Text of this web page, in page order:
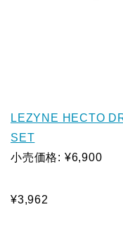
LEZYNE HECTO
SET
小売価格: ¥6,900
¥3,962